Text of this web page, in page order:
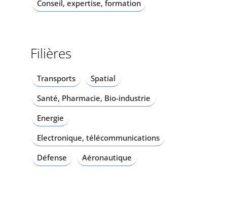
Conseil, expertise, formation
Filières
Transports
Spatial
Santé, Pharmacie, Bio-industrie
Energie
Electronique, télécommunications
Défense
Aéronautique